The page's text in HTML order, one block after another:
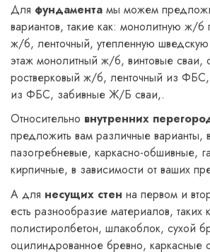
Для фундамента мы можем
вариантов, такие как: монолитную ж/б
ж/б, ленточный, утепленную
этаж монолитный ж/б, винтовые сваи,
ростверковый ж/б, ленточный из
из ФБС, забивные Ж/Б сваи,.
Относительно внутренних
предложить вам различные варианты,
пазогребневые, каркасно-обшивные,
кирпичные, в зависимости от ваших
А для несущих стен на первом и
есть разнообразие материалов, таких
полистиролбетон, шлакоблок, сухой
оцилиндрованное бревно, каркасные